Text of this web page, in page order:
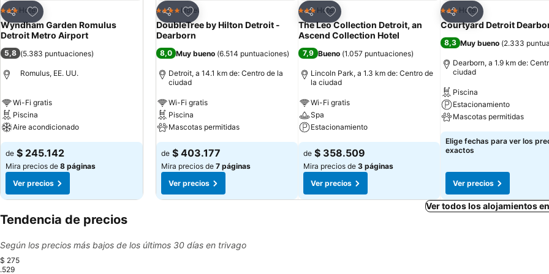
Compartir
Agregar a favoritos
3 Estrellas
Hotel
Wyndham Garden Romulus
Detroit Metro Airport
5,8 (5.383 puntuaciones)
Romulus, EE. UU.
Wi-Fi gratis
Piscina
Aire acondicionado
de $ 245.142
Mira precios de 8 páginas
Ver precios
Compartir
Agregar a favoritos
4 EstrellasHotel
DoubleTree by Hilton Detroit -
Dearborn
8,0 Muy bueno (6.514 puntuaciones)
Detroit, a 14.1 km de: Centro de la
ciudad
Wi-Fi gratis
Piscina
Mascotas permitidas
de $ 403.177
Mira precios de 7 páginas
Ver precios
Compartir
Agregar a favoritos
3 Estrellas
Hotel
The Leo Collection Detroit, an
Ascend Collection Hotel
7,9 Bueno (1.057 puntuaciones)
Lincoln Park, a 1.3 km de: Centro de
la ciudad
Wi-Fi gratis
Spa
Estacionamiento
de $ 358.509
Mira precios de 3 páginas
Ver precios
Compartir
Agregar a
3 Estrellas
Hotel
Courtyard Detroit
8,3 Muy bueno (2.333
Dearborn, a 1.9 km de:
ciudad
Piscina
Estacionamiento
Mascotas permitidas
Elige fechas para ver los
exactos
Ver precios
Ver todos los alojamientos
Tendencia de precios
Según los precios más bajos de los últimos 30 días en trivago
$ 275
.529